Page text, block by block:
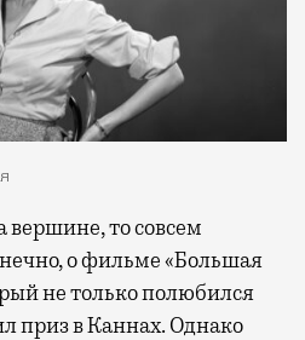
о фильме «Большая
не только полюбился
приз в Каннах. Однако